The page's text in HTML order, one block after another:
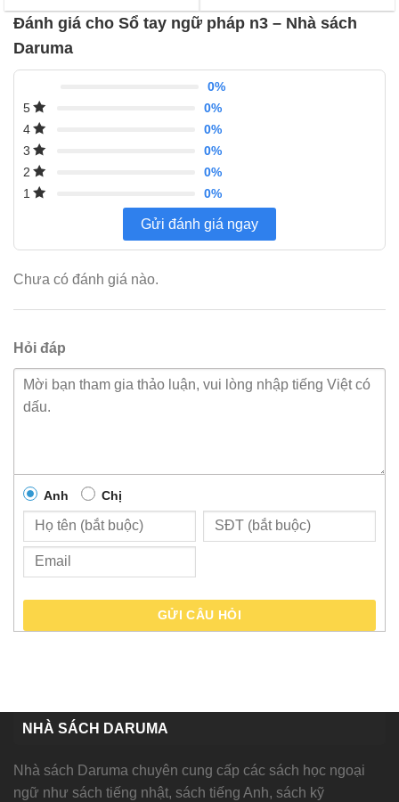
giá
Đánh giá cho Sổ tay ngữ pháp n3 – Nhà sách
Daruma
0%
5
0%
4
0%
3
0%
2
0%
1
0%
Gửi đánh giá ngay
Chưa có đánh giá nào.
Hỏi đáp
Anh Chị
GỬI CÂU HỎI
NHÀ SÁCH DARUMA
Nhà sách Daruma chuyên cung cấp các sách học ngoại
ngữ như sách tiếng nhật, sách tiếng Anh, sách kỹ